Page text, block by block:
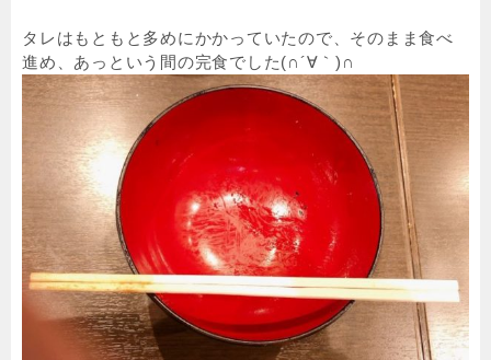
タレはもともと多めにかかっていたので、そのまま食べ
進め、あっという間の完食でした(∩´∀｀)∩